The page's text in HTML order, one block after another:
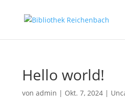
Hello world!
von admin | Okt. 7, 2024|